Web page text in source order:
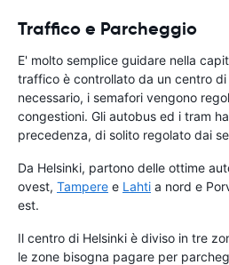
Traffico e Parcheggio
E' molto semplice guidare nella
traffico è controllato da un centro
necessario, i semafori vengono
congestioni. Gli autobus ed i tram
precedenza, di solito regolato dai
Da Helsinki, partono delle ottime
ovest, Tampere e Lahti a nord e
est.
Il centro di Helsinki è diviso in tre
le zone bisogna pagare per